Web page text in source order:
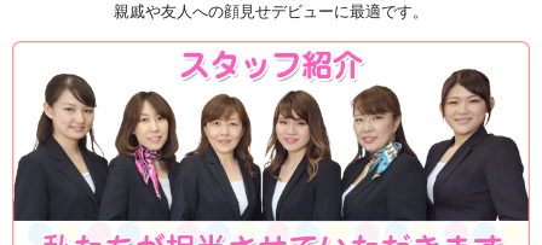
親戚や友人への顔見せデビューに最適です。